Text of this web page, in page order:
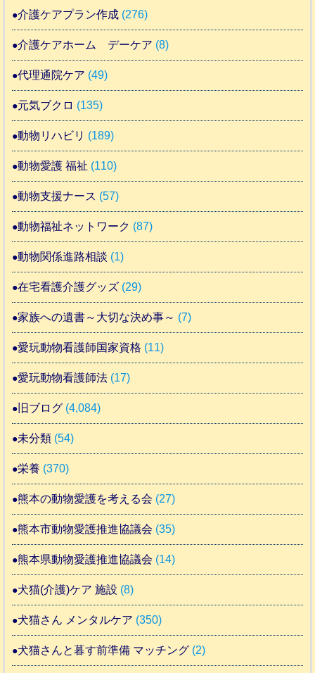
介護ケアプラン作成 (276)
介護ケアホーム デーケア (8)
代理通院ケア (49)
元気ブクロ (135)
動物リハビリ (189)
動物愛護 福祉 (110)
動物支援ナース (57)
動物福祉ネットワーク (87)
動物関係進路相談 (1)
在宅看護介護グッズ (29)
家族への遺書～大切な決め事～ (7)
愛玩動物看護師国家資格 (11)
愛玩動物看護師法 (17)
旧ブログ (4,084)
未分類 (54)
栄養 (370)
熊本の動物愛護を考える会 (27)
熊本市動物愛護推進協議会 (35)
熊本県動物愛護推進協議会 (14)
犬猫(介護)ケア 施設 (8)
犬猫さん メンタルケア (350)
犬猫さんと暮す前準備 マッチング (2)